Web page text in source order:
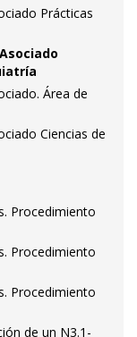
Prácticas
Área de
Ciencias de
Procedimiento
Procedimiento
Procedimiento
de un N3.1-